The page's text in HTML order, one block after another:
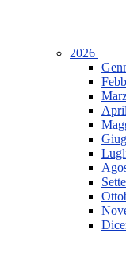
2026